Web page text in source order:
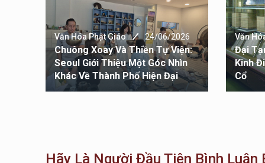
Văn Hóa Phật Giáo 24/06/2026
Chuông Xoay Và Thiền Tự Viện:
Seoul Giới Thiệu Một Góc Nhìn
Khác Về Thành Phố Hiện Đại
Văn
Đại
Kinh
Cổ
Hãy Là Người Đầu Tiên Bình Luận